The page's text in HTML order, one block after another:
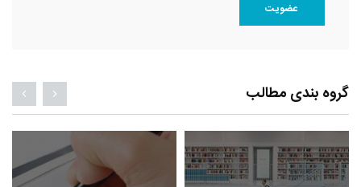
عضویت
گروه بندی مطالب